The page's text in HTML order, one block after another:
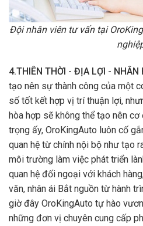
Đội nhân viên tư vấn tại
4.THIÊN THỜI - ĐỊA LỢI - NHÂN
tạo nên sự thành công của một
số tốt kết hợp vị trí thuận lợi,
hòa hợp sẽ không thể tạo nên
trọng ấy, OroKingAuto luôn cố
quan hệ từ chính nội bộ như tạo
môi trường làm việc phát triển
quan hệ đối ngoại với khách
văn, nhân ái Bắt nguồn từ hành
giờ đây OroKingAuto tự hào
những đơn vị chuyên cung cấp